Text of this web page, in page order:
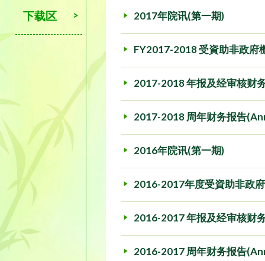
下载区 2017年院讯(第一期)
FY2017-2018 受資助非政府
2017-2018 年报及经审核财
2017-2018 周年财务报告
2016年院讯(第一期)
2016-2017年度受資助非政
2016-2017 年报及经审核财
2016-2017 周年财务报告